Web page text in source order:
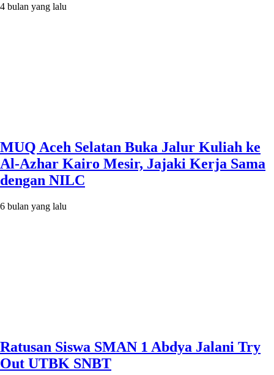
4 bulan yang lalu
MUQ Aceh Selatan Buka Jalur Kuliah ke
Al-Azhar Kairo Mesir, Jajaki Kerja Sama
dengan NILC
6 bulan yang lalu
Ratusan Siswa SMAN 1 Abdya Jalani Try
Out UTBK SNBT